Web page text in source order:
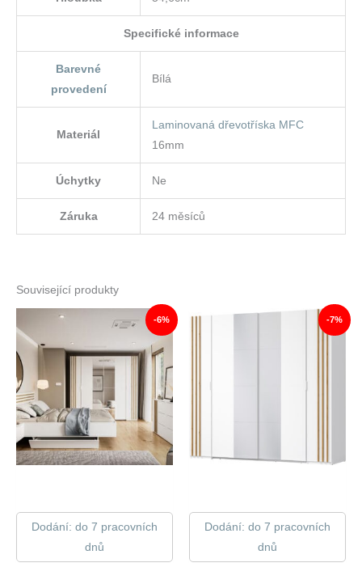
Specifické informace
Barevné
provedení
Bílá
Materiál
Laminovaná dřevotříska MFC
16mm
Úchytky Ne
Záruka 24 měsíců
Související produkty
-6%
Dodání: do 7 pracovních
dnů
-7%
Dodání: do 7 pracovních
dnů